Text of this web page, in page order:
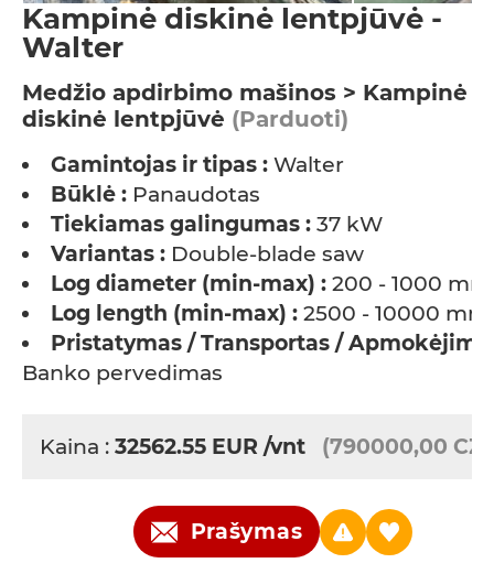
Kampinė diskinė lentpjūvė -
Walter
Medžio apdirbimo mašinos > Kampinė
diskinė lentpjūvė (Parduoti)
Gamintojas ir tipas : Walter
Būklė : Panaudotas
Tiekiamas galingumas : 37 kW
Variantas : Double-blade saw
Log diameter (min-max) : 200 - 1000 mm
Log length (min-max) : 2500 - 10000 mm
Pristatymas / Transportas /
Banko pervedimas
Kaina : 32562.55 EUR /vnt (790000,00
Prašymas